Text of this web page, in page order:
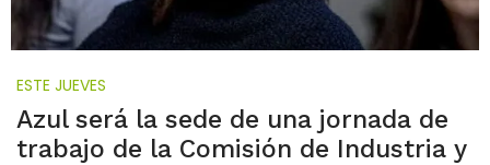
ESTE JUEVES
Azul será la sede de una jornada de
trabajo de la Comisión de Industria y